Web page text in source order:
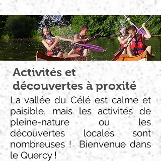
Activités et
découvertes à proxité
La vallée du Célé est calme et
paisible, mais les activités de
pleine-nature ou les
découvertes locales sont
nombreuses ! Bienvenue dans
le Quercy !